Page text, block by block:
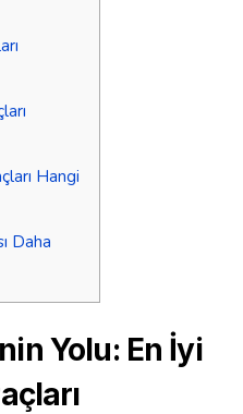
Hangi
Daha
Yolu: En İyi